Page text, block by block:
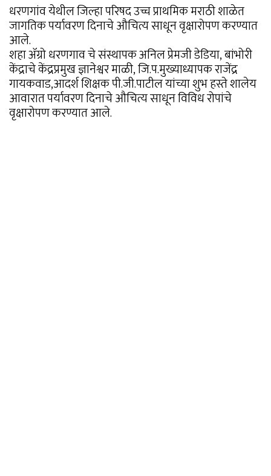
धरणगांव येथील जिल्हा परिषद उच्च प्राथमिक मराठी शाळेत
जागतिक पर्यावरण दिनाचे औचित्य साधून वृक्षारोपण करण्यात
आले.
शहा ॲग्रो धरणगाव चे संस्थापक अनिल प्रेमजी डेडिया, बांभोरी
केंद्राचे केंद्रप्रमुख ज्ञानेश्वर माळी, जि.प.मुख्याध्यापक राजेंद्र
गायकवाड,आदर्श शिक्षक पी.जी.पाटील यांच्या शुभ हस्ते शालेय
आवारात पर्यावरण दिनाचे औचित्य साधून विविध रोपांचे
वृक्षारोपण करण्यात आले.